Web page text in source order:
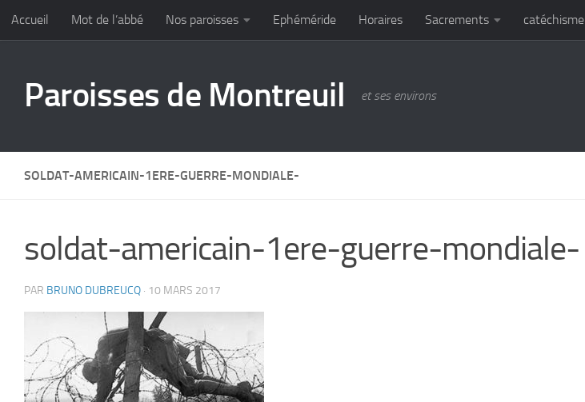
Skip to content
Accueil Mot de l’abbé Nos paroisses Ephéméride Horaires Sacrements catéchisme
Paroisses de Montreuil et ses environs
SOLDAT-AMERICAIN-1ERE-GUERRE-MONDIALE-
soldat-americain-1ere-guerre-mondiale-
PAR BRUNO DUBREUCQ · 10 MARS 2017